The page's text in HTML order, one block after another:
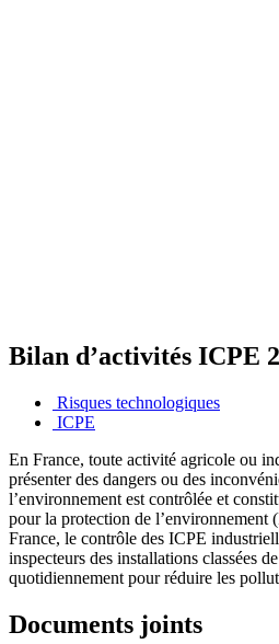
Bilan d’activités ICPE
Risques technologiques
ICPE
En France, toute activité agricole ou
présenter des dangers ou des
l’environnement est contrôlée et
pour la protection de l’environnement
France, le contrôle des ICPE
inspecteurs des installations classées
quotidiennement pour réduire les
Documents joints